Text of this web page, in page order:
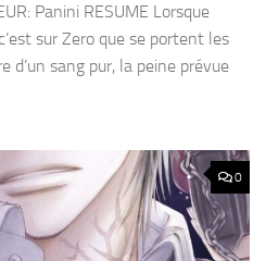
Panini RESUME Lorsque
sur Zero que se portent les
d’un sang pur, la peine prévue
0